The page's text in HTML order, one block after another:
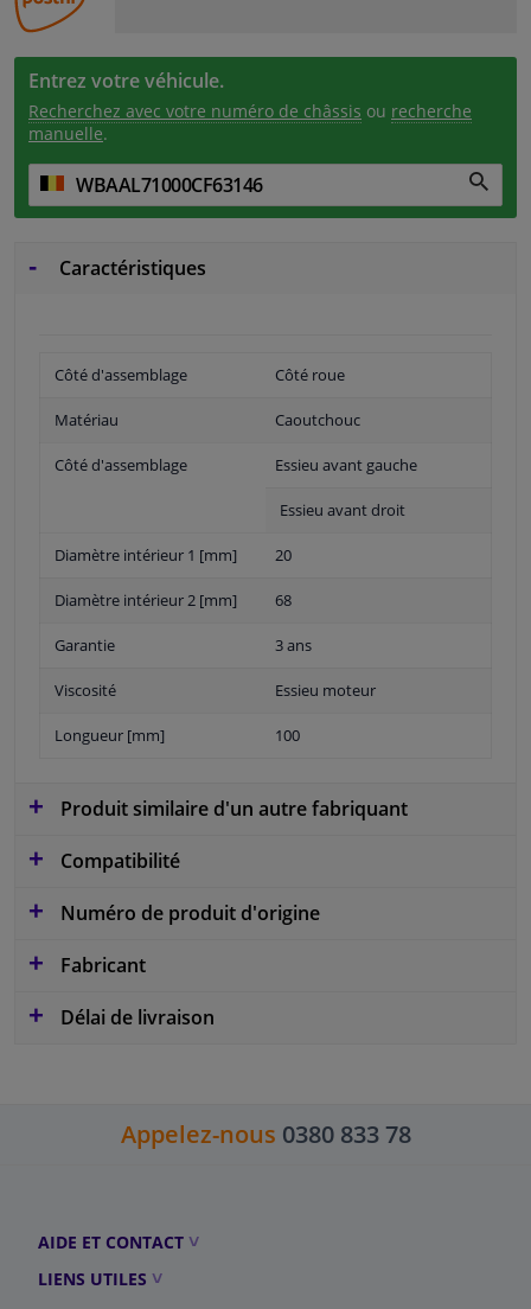
Entrez votre véhicule.
Recherchez avec votre numéro de châssis ou recherche
manuelle.
Caractéristiques
Côté d'assemblage Côté roue
Matériau Caoutchouc
Côté d'assemblage Essieu avant gauche
Essieu avant droit
Diamètre intérieur 1 [mm] 20
Diamètre intérieur 2 [mm] 68
Garantie 3 ans
Viscosité Essieu moteur
Longueur [mm] 100
Produit similaire d'un autre fabriquant
Compatibilité
Numéro de produit d'origine
Fabricant
Délai de livraison
Appelez-nous 0380 833 78
AIDE ET CONTACT
LIENS UTILES